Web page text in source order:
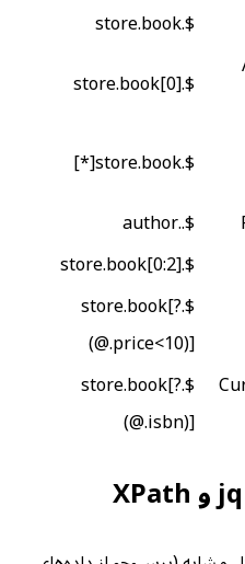
$.store.book
$.store.book[0]
$.store.book[*]
$..author
$.store.book[0:2]
$.store.book[?
(@.price<10)]
$.store.book[?
(@.isbn)]